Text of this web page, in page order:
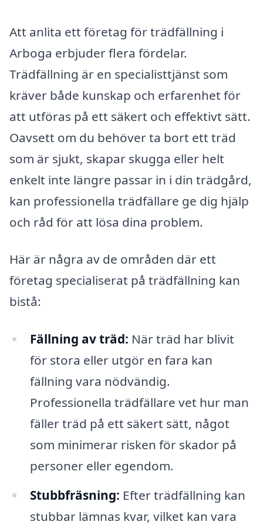
Att anlita ett företag för trädfällning i
Arboga erbjuder flera fördelar.
Trädfällning är en specialisttjänst som
kräver både kunskap och erfarenhet för
att utföras på ett säkert och effektivt sätt.
Oavsett om du behöver ta bort ett träd
som är sjukt, skapar skugga eller helt
enkelt inte längre passar in i din trädgård,
kan professionella trädfällare ge dig hjälp
och råd för att lösa dina problem.
Här är några av de områden där ett
företag specialiserat på trädfällning kan
bistå:
Fällning av träd: När träd har blivit
för stora eller utgör en fara kan
fällning vara nödvändig.
Professionella trädfällare vet hur man
fäller träd på ett säkert sätt, något
som minimerar risken för skador på
personer eller egendom.
Stubbfräsning: Efter trädfällning kan
stubbar lämnas kvar, vilket kan vara